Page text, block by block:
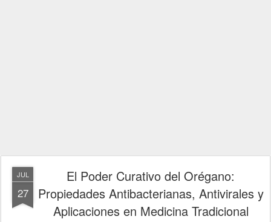
JUL
27
El Poder Curativo del Orégano:
Propiedades Antibacterianas, Antivirales y
Aplicaciones en Medicina Tradicional